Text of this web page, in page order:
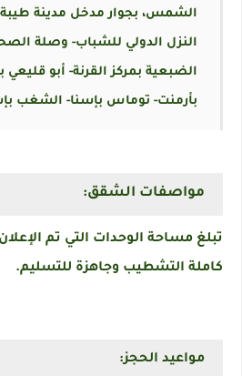
الشمس، بجوار مدخل مدينة
النزل الدولي للشباب- وصلة
الضبعية بمركز القرنة- أبو قليعي
بأرمنت- توماس بإسنا- الشغب
مواصفات الشقق:
كاملة التشطيب وجاهزة للتسليم.
مواعيد الحجز: